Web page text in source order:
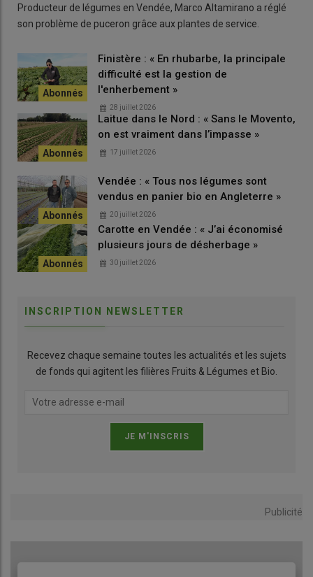
Producteur de légumes en Vendée, Marco Altamirano a réglé
son problème de puceron grâce aux plantes de service.
Finistère : « En rhubarbe, la principale
difficulté est la gestion de
l'enherbement »
28 juillet 2026
Laitue dans le Nord : « Sans le Movento,
on est vraiment dans l’impasse »
17 juillet 2026
Vendée : « Tous nos légumes sont
vendus en panier bio en Angleterre »
20 juillet 2026
Carotte en Vendée : « J’ai économisé
plusieurs jours de désherbage »
30 juillet 2026
INSCRIPTION NEWSLETTER
Recevez chaque semaine toutes les actualités et les sujets
de fonds qui agitent les filières Fruits & Légumes et Bio.
Publicité